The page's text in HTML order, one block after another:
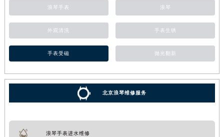
浪琴手表 浪琴
外观清洗 手表生锈
手表受磁 抛光翻新
北京浪琴维修服务
浪琴手表进水维修